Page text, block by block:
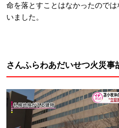
命を落とすことはなかったので
いました。
さんふらわあだいせつ火災